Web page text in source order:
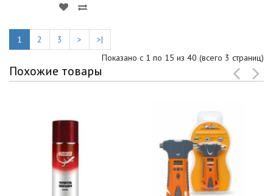
1 2 3 >
>|
Показано с 1 по 15 из 40 (всего 3 страниц)
Похожие товары